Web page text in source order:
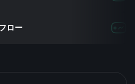
ロー